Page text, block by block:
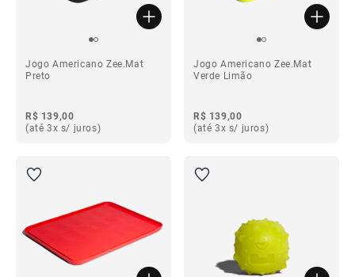
Jogo Americano Zee.Mat
Preto
R$ 139,00
(até 3x s/ juros)
Jogo Americano Zee.Mat
Verde Limão
R$ 139,00
(até 3x s/ juros)